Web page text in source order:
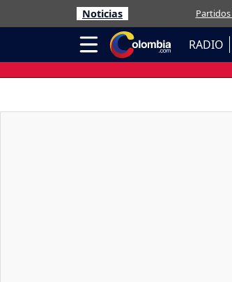
Noticias
RADIO